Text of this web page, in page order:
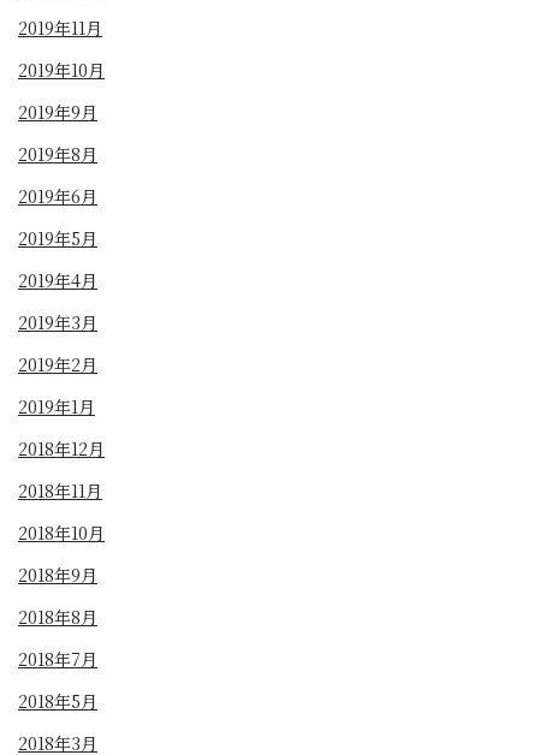
2019年11月
2019年10月
2019年9月
2019年8月
2019年6月
2019年5月
2019年4月
2019年3月
2019年2月
2019年1月
2018年12月
2018年11月
2018年10月
2018年9月
2018年8月
2018年7月
2018年5月
2018年3月